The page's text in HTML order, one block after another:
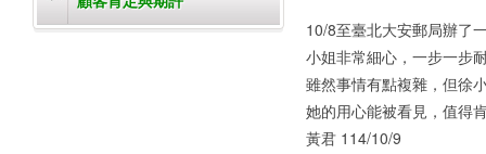
10/8至臺北大安郵局辦了
小姐非常細心，一步一步
雖然事情有點複雜，但徐
她的用心能被看見，值得
黃君 114/10/9